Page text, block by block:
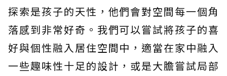
探索是孩子的天性，他們會對空間每一個角
落感到非常好奇。我們可以嘗試將孩子的喜
好與個性融入居住空間中，適當在家中融入
一些趣味性十足的設計，或是大膽嘗試局部